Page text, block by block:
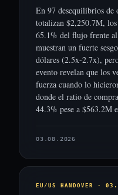
En 97 desequilibrios de
totalizan $2,250.7M,
65.1% del flujo frente
muestran un fuerte
dólares (2.5x-2.7x),
evento revelan que los
fuerza cuando lo
donde el ratio de
44.3% pese a $563.2M
03.08.2026
EU/US HANDOVER ·